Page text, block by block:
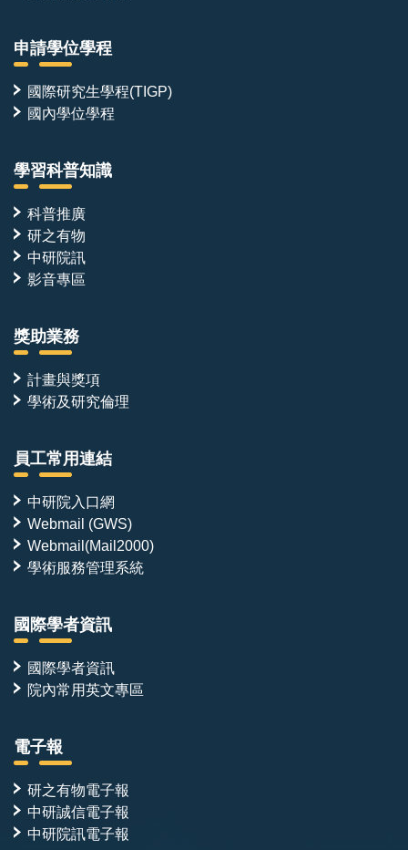
申請學位學程
國際研究生學程(TIGP)
國內學位學程
學習科普知識
科普推廣
研之有物
中研院訊
影音專區
獎助業務
計畫與獎項
學術及研究倫理
員工常用連結
中研院入口網
Webmail (GWS)
Webmail(Mail2000)
學術服務管理系統
國際學者資訊
國際學者資訊
院內常用英文專區
電子報
研之有物電子報
中研誠信電子報
中研院訊電子報